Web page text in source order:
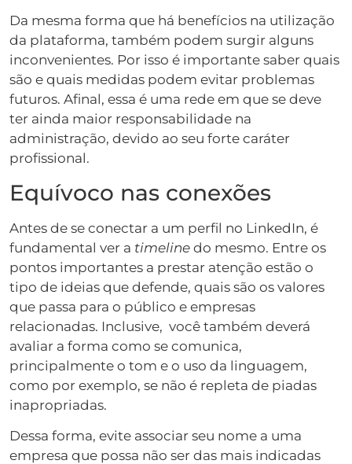
Da mesma forma que há benefícios na utilização
da plataforma, também podem surgir alguns
inconvenientes. Por isso é importante saber quais
são e quais medidas podem evitar problemas
futuros. Afinal, essa é uma rede em que se deve
ter ainda maior responsabilidade na
administração, devido ao seu forte caráter
profissional.
Equívoco nas conexões
Antes de se conectar a um perfil no LinkedIn, é
fundamental ver a timeline do mesmo. Entre os
pontos importantes a prestar atenção estão o
tipo de ideias que defende, quais são os valores
que passa para o público e empresas
relacionadas. Inclusive, você também deverá
avaliar a forma como se comunica,
principalmente o tom e o uso da linguagem,
como por exemplo, se não é repleta de piadas
inapropriadas.
Dessa forma, evite associar seu nome a uma
empresa que possa não ser das mais indicadas